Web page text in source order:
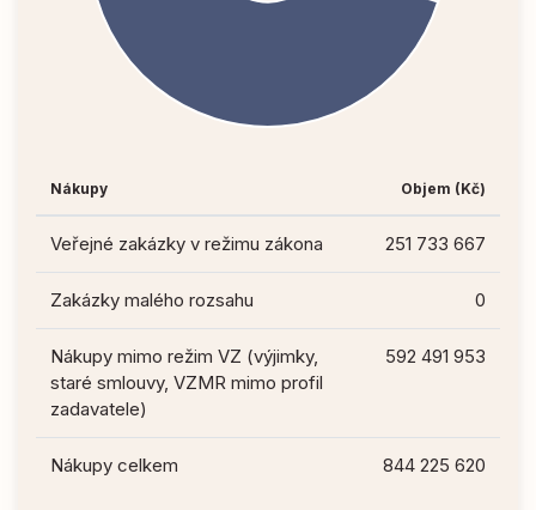
Nákupy Objem (Kč)
Veřejné zakázky v režimu zákona 251 733 667
Zakázky malého rozsahu 0
Nákupy mimo režim VZ (výjimky,
staré smlouvy, VZMR mimo profil
zadavatele)
592 491 953
Nákupy celkem 844 225 620